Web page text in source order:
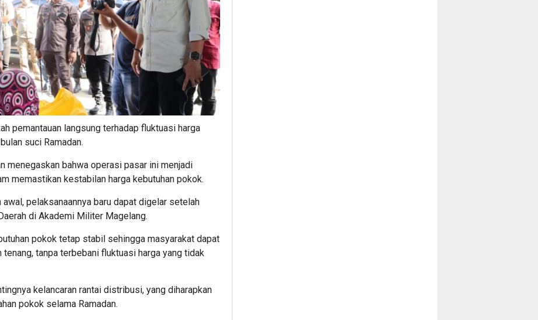
pemantauan langsung terhadap fluktuasi harga
suci Ramadan.
menegaskan bahwa operasi pasar ini menjadi
memastikan kestabilan harga kebutuhan pokok.
pelaksanaannya baru dapat digelar setelah
di Akademi Militer Magelang.
pokok tetap stabil sehingga masyarakat dapat
tenang, tanpa terbebani fluktuasi harga yang tidak
kelancaran rantai distribusi, yang diharapkan
pokok selama Ramadan.